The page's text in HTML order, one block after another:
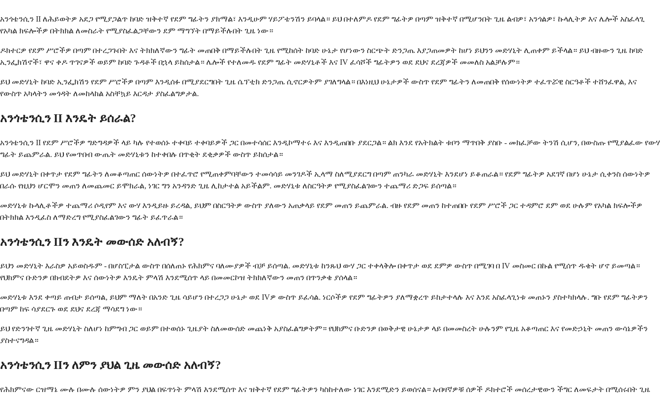
አንጎቴንሲን II ለሕይወትዎ አደጋ የሚያጋልጥ ከባድ ዝቅተኛ የደም ግፊትን ያክማል፣ እንዲሁም ሃይፖቴንሽን ይባላል። ይህ በተለምዶ የደም ግፊትዎ በጣም ዝቅተኛ በሚሆንበት ጊዜ ልብዎ፣ አንጎልዎ፣ ኩላሊትዎ እና ሌሎች አስፈላጊ
የአካል ክፍሎችዎ በትክክል ለመስራት የሚያስፈልጋቸውን ደም ማግኘት በማይችሉበት ጊዜ ነው።
ዶክተርዎ የደም ሥሮችዎ በጣም በተረጋጉበት እና ትክክለኛውን ግፊት መጠበቅ በማይችሉበት ጊዜ የሚከሰት ከባድ ሁኔታ የሆነውን ስርጭት ድንጋጤ እያጋጠመዎት ከሆነ ይህንን መድሃኒት ሊጠቀም ይችላል። ይህ ብዙውን ጊዜ ከባድ
ኢንፌክሽኖች፣ ዋና ቀዶ ጥገናዎች ወይም ከባድ ጉዳቶች በኋላ ይከሰታል። ሌሎች የተለመዱ የደም ግፊት መድሃኒቶች እና IV ፈሳሾች ግፊትዎን ወደ ደህና ደረጃዎች መመለስ አልቻሉም።
ይህ መድሃኒት ከባድ ኢንፌክሽን የደም ሥሮችዎ በጣም እንዲሰፉ በሚያደርግበት ጊዜ ሴፕቲክ ድንጋጤ ሲኖርዎትም ያገለግላል። በእነዚህ ሁኔታዎች ውስጥ የደም ግፊትን ለመጠበቅ የሰውነትዎ ተፈጥሯዊ ስርዓቶች ተሸንፈዋል, እና
የውስጥ አካላትን መጎዳት ለመከላከል አስቸኳይ እርዳታ ያስፈልግዎታል.
አንጎቴንሲን II እንዴት ይሰራል?
አንጎቴንሲን II የደም ሥሮችዎ ግድግዳዎች ላይ ካሉ የተወሰኑ ተቀባይ ተቀባይዎች ጋር በመተሳሰር እንዲኮማተሩ እና እንዲጠበቡ ያደርጋል። ልክ እንደ የአትክልት ቱቦን ማጥበቅ ያስቡ - መክፈቻው ትንሽ ሲሆን, በውስጡ የሚያልፈው የውሃ
ግፊት ይጨምራል. ይህ የመጥበብ ውጤት መድሃኒቱን ከተቀበሉ በጥቂት ደቂቃዎች ውስጥ ይከሰታል።
ይህ መድሃኒት በቀጥታ የደም ግፊትን ለመቆጣጠር ሰውነትዎ በተፈጥሮ የሚጠቀምባቸውን ተመሳሳይ መንገዶች ኢላማ ስለሚያደርግ በጣም ጠንካራ መድሃኒት እንደሆነ ይቆጠራል። የደም ግፊትዎ አደገኛ በሆነ ሁኔታ ሲቀንስ ሰውነትዎ
በራሱ የዚህን ሆርሞን መጠን ለመጨመር ይሞክራል, ነገር ግን አንዳንድ ጊዜ ሊከታተል አይችልም. መድሃኒቱ ለስርዓትዎ የሚያስፈልገውን ተጨማሪ ድጋፍ ይሰጣል።
መድሃኒቱ ኩላሊቶችዎ ተጨማሪ ሶዲየም እና ውሃ እንዲይዙ ይረዳል, ይህም በስርዓትዎ ውስጥ ያለውን አጠቃላይ የደም መጠን ይጨምራል. ብዙ የደም መጠን ከተጠበቡ የደም ሥሮች ጋር ተዳምሮ ደም ወደ ሁሉም የአካል ክፍሎችዎ
በትክክል እንዲፈስ ለማድረግ የሚያስፈልገውን ግፊት ይፈጥራል።
አንጎቴንሲን IIን እንዴት መውሰድ አለብኝ?
ይህን መድሃኒት እራስዎ አይወስዱም - በሆስፒታል ውስጥ በሰለጠኑ የሕክምና ባለሙያዎች ብቻ ይሰጣል. መድሃኒቱ ከንጹህ ውሃ ጋር ተቀላቅሎ በቀጥታ ወደ ደምዎ ውስጥ በሚገባ በ IV መስመር በኩል የሚሰጥ ዱቄት ሆኖ ይመጣል።
የህክምና ቡድንዎ በክብደትዎ እና ሰውነትዎ እንዴት ምላሽ እንደሚሰጥ ላይ በመመርኮዝ ትክክለኛውን መጠን በጥንቃቄ ያሰላል።
መድሃኒቱ እንደ ቀጣይ ጠብታ ይሰጣል, ይህም ማለት በአንድ ጊዜ ሳይሆን በተረጋጋ ሁኔታ ወደ IVዎ ውስጥ ይፈሳል. ነርሶችዎ የደም ግፊትዎን ያለማቋረጥ ይከታተላሉ እና እንደ አስፈላጊነቱ መጠኑን ያስተካክላሉ. ግቡ የደም ግፊትዎን
በጣም ከፍ ሳያደርጉ ወደ ደህና ደረጃ ማሳደግ ነው።
ይህ የድንገተኛ ጊዜ መድሃኒት ስለሆነ ከምግብ ጋር ወይም በተወሰኑ ጊዜያት ስለመውሰድ መጨነቅ አያስፈልግዎትም። የህክምና ቡድንዎ በወቅታዊ ሁኔታዎ ላይ በመመስረት ሁሉንም የጊዜ አቆጣጠር እና የመድኃኒት መጠን ውሳኔዎችን
ያስተናግዳል።
አንጎቴንሲን IIን ለምን ያህል ጊዜ መውሰድ አለብኝ?
የሕክምናው ርዝማኔ ሙሉ በሙሉ ሰውነትዎ ምን ያህል በፍጥነት ምላሽ እንደሚሰጥ እና ዝቅተኛ የደም ግፊትዎን ካስከተለው ነገር እንደሚድን ይወሰናል። አብዛኛዎቹ ሰዎች ዶክተሮች መሰረታዊውን ችግር ለመፍታት በሚሰሩበት ጊዜ